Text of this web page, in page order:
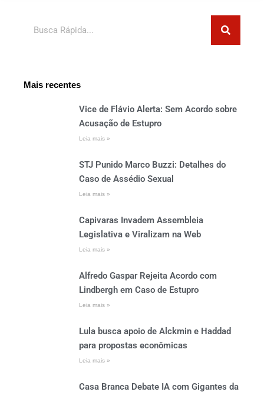
Mais recentes
Vice de Flávio Alerta: Sem Acordo sobre
Acusação de Estupro
Leia mais »
STJ Punido Marco Buzzi: Detalhes do
Caso de Assédio Sexual
Leia mais »
Capivaras Invadem Assembleia
Legislativa e Viralizam na Web
Leia mais »
Alfredo Gaspar Rejeita Acordo com
Lindbergh em Caso de Estupro
Leia mais »
Lula busca apoio de Alckmin e Haddad
para propostas econômicas
Leia mais »
Casa Branca Debate IA com Gigantes da